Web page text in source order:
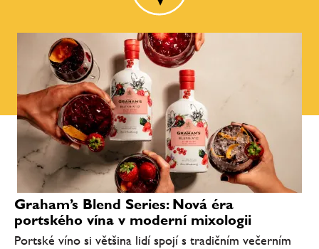
Graham’s Blend Series: Nová éra
portského vína v moderní mixologii
Portské víno si většina lidí spojí s tradičním večerním